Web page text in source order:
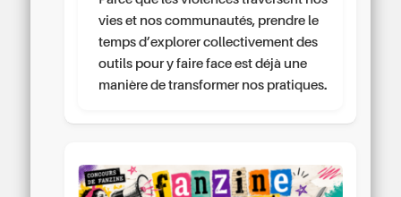
vies et nos communautés, prendre le
temps d’explorer collectivement des
outils pour y faire face est déjà une
manière de transformer nos pratiques.